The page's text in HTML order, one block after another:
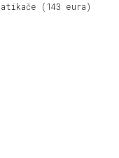
(143 eura)